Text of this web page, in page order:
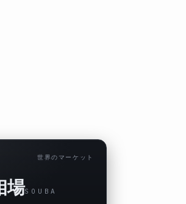
世界のマーケット
場SOUBA